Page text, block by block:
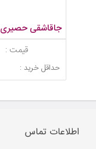
جاقاشقی
قیمت :
حداقل خرید :
اطلاعات تماس